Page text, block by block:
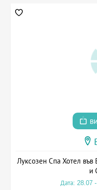
Луксозен Спа Хотел
и
Дата: 28.07